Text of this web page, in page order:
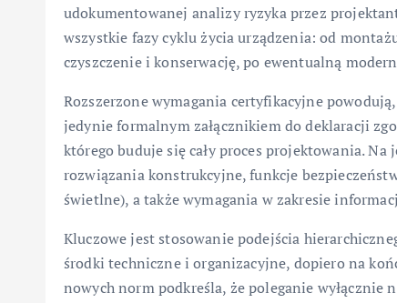
udokumentowanej analizy ryzyka przez
wszystkie fazy cyklu życia urządzenia: od
czyszczenie i konserwację, po ewentualną
Rozszerzone wymagania certyfikacyjne
jedynie formalnym załącznikiem do deklaracji
którego buduje się cały proces projektowania.
rozwiązania konstrukcyjne, funkcje
świetlne), a także wymagania w zakresie
Kluczowe jest stosowanie podejścia
środki techniczne i organizacyjne, dopiero na
nowych norm podkreśla, że poleganie wyłącznie